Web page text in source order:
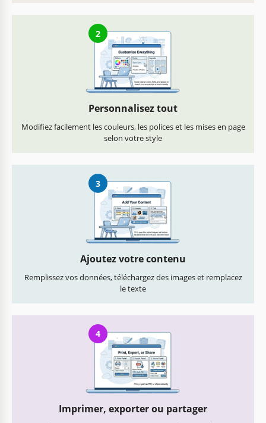
2
Personnalisez tout
Modifiez facilement les couleurs, les polices et les mises en page
selon votre style
3
Ajoutez votre contenu
Remplissez vos données, téléchargez des images et remplacez
le texte
4
Imprimer, exporter ou partager